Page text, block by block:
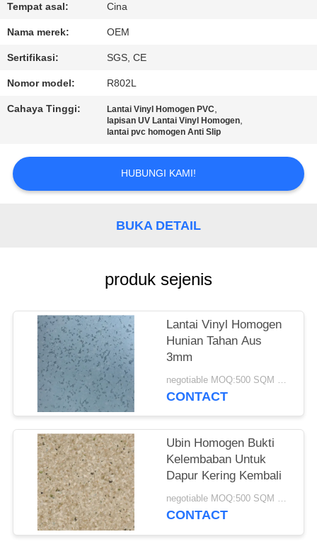
KUALITAS
HUBUNGI
KAMI
PERMINTAAN
PENAWARAN
SITEMAP
Tempat asal: Cina
Nama merek: OEM
Sertifikasi: SGS, CE
Nomor model: R802L
Cahaya Tinggi: Lantai Vinyl Homogen PVC,
lapisan UV Lantai Vinyl Homogen,
lantai pvc homogen Anti Slip
HUBUNGI KAMI!
BUKA DETAIL
produk sejenis
Lantai Vinyl Homogen
Hunian Tahan Aus
3mm
negotiable MOQ:500 SQM PER WARNA
CONTACT
Ubin Homogen Bukti
Kelembaban Untuk
Dapur Kering Kembali
negotiable MOQ:500 SQM PER WARNA
CONTACT